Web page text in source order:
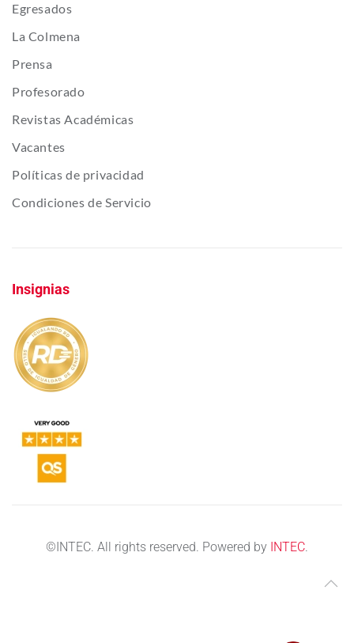
Egresados
La Colmena
Prensa
Profesorado
Revistas Académicas
Vacantes
Políticas de privacidad
Condiciones de Servicio
Insignias
©INTEC. All rights reserved. Powered by INTEC.